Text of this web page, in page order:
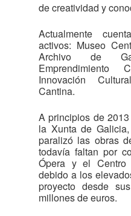
de creatividad y
Actualmente
activos: Museo
Archivo de
Emprendimiento
Innovación
Cantina.
A principios de
la Xunta de
paralizó las obras
todavía faltan por
Ópera y el Centro
debido a los
proyecto desde
millones de euros.